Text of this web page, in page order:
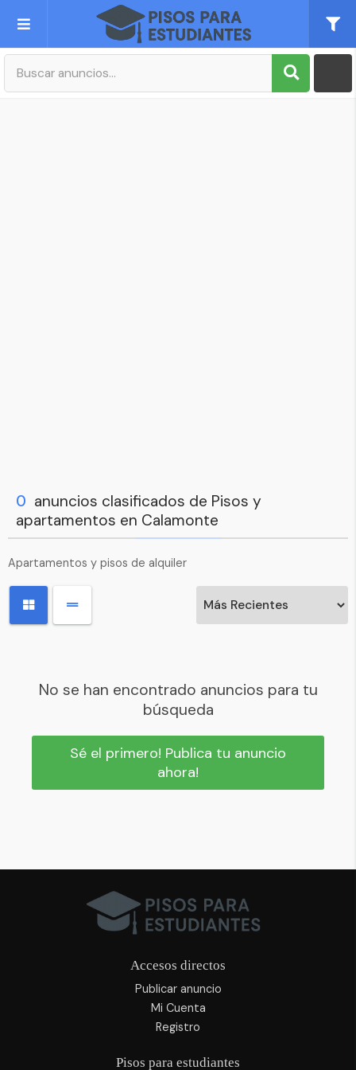
Publica tu Anuncio
0 anuncios clasificados de Pisos y
apartamentos en Calamonte
Apartamentos y pisos de alquiler
No se han encontrado anuncios para tu
búsqueda
Sé el primero! Publica tu anuncio
ahora!
Accesos directos
Publicar anuncio
Mi Cuenta
Registro
Pisos para estudiantes